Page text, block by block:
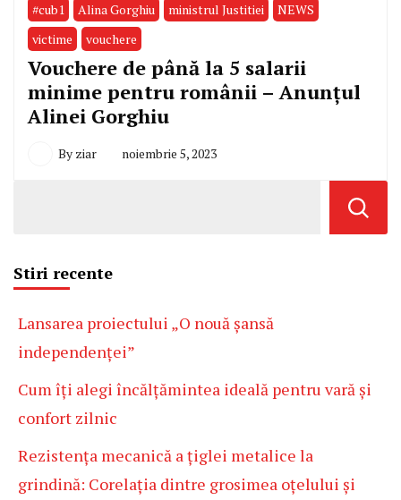
#cub1 Alina Gorghiu ministrul Justitiei
NEWS
victime
vouchere
Vouchere de până la 5 salarii
minime pentru românii – Anunțul
Alinei Gorghiu
By ziar noiembrie 5, 2023
Stiri recente
Lansarea proiectului „O nouă șansă
independenței”
Cum îți alegi încălțămintea ideală pentru vară și
confort zilnic
Rezistența mecanică a țiglei metalice la
grindină: Corelația dintre grosimea oțelului și